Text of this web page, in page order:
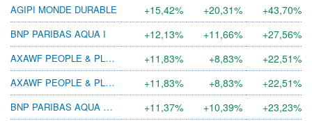
AGIPI MONDE DURABLE +15,42% +20,31% +43,70%
BNP PARIBAS AQUA I +12,13% +11,66%
+27,56%
AXAWF PEOPLE & PLANET EQ F CAP EUR
+11,83% +8,83%
+22,51%
AXAWF PEOPLE & PLANET EQ F CAP USD
+11,83% +8,83%
+22,51%
BNP PARIBAS AQUA CLASSIC
+11,37% +10,39%
+23,23%